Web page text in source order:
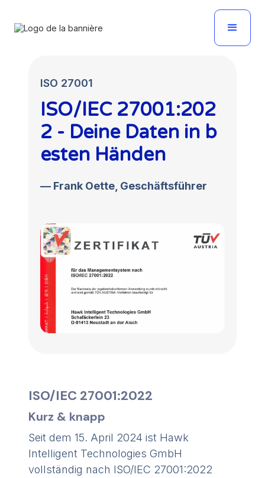
ISO 27001
ISO/IEC 27001:202
2 - Deine Daten in b
esten Händen
— Frank Oette, Geschäftsführer
ISO/IEC 27001:2022
Kurz & knapp
Seit dem 15. April 2024 ist Hawk
Intelligent Technologies GmbH
vollständig nach ISO/IEC 27001:2022